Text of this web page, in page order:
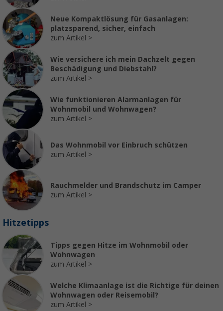
Neue Kompaktlösung für Gasanlagen:
platzsparend, sicher, einfach
zum Artikel
Wie versichere ich mein Dachzelt gegen
Beschädigung und Diebstahl?
zum Artikel
Wie funktionieren Alarmanlagen für
Wohnmobil und Wohnwagen?
zum Artikel
Das Wohnmobil vor Einbruch schützen
zum Artikel
Rauchmelder und Brandschutz im Camper
zum Artikel
Hitzetipps
Tipps gegen Hitze im Wohnmobil oder
Wohnwagen
zum Artikel
Welche Klimaanlage ist die Richtige für deinen
Wohnwagen oder Reisemobil?
zum Artikel